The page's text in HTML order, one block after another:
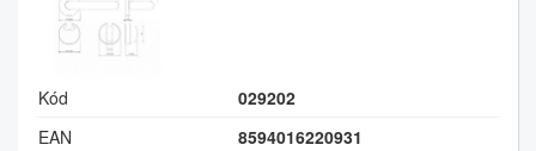
Kód
029202
EAN
8594016220931